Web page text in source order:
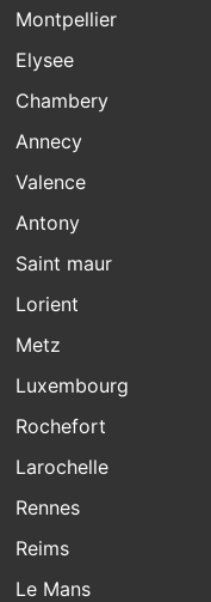
Montpellier
Elysee
Chambery
Annecy
Valence
Antony
Saint maur
Lorient
Metz
Luxembourg
Rochefort
Larochelle
Rennes
Reims
Le Mans